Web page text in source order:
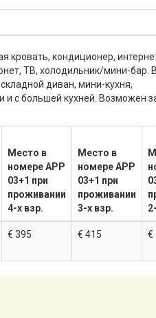
кровать, кондиционер,
ТВ, холодильник/мини-бар. В
диван, мини-кухня,
с большей кухней. Возможен
Место в
номере APP
03+1 при
проживании
4-х взр.
Место в
номере APP
03+1 при
проживании
3-х взр.
€ 395 € 415 €